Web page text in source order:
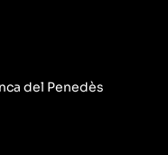
del Penedès